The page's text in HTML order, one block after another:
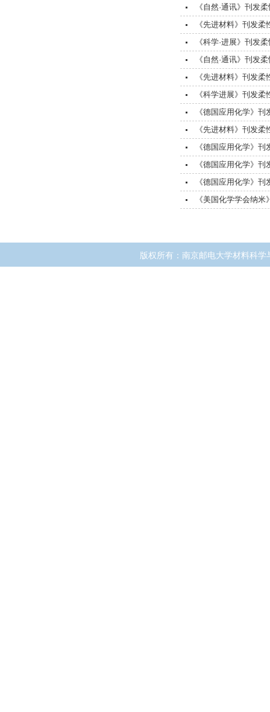
《自然·通讯》刊发
《先进材料》刊发
《科学·进展》刊发
《自然·通讯》刊发
《先进材料》刊发
《科学进展》刊发
《德国应用化学》
《先进材料》刊发
《德国应用化学》
《德国应用化学》
《德国应用化学》
《美国化学学会纳
版权所有：南京邮电大学材料科